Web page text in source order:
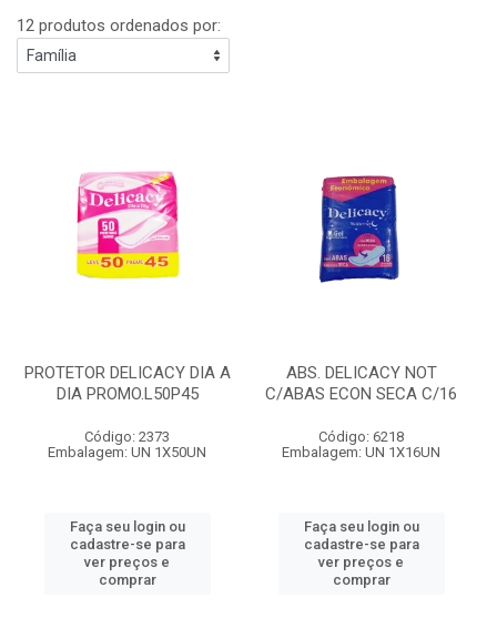
12 produtos ordenados por:
PROTETOR DELICACY DIA A
DIA PROMO.L50P45
Código: 2373
Embalagem: UN 1X50UN
Faça seu login ou
cadastre-se para
ver preços e
comprar
ABS. DELICACY NOT
C/ABAS ECON SECA C/16
Código: 6218
Embalagem: UN 1X16UN
Faça seu login ou
cadastre-se para
ver preços e
comprar